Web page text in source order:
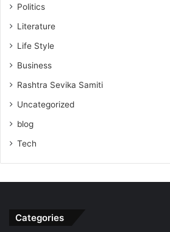
Politics
Literature
Life Style
Business
Rashtra Sevika Samiti
Uncategorized
blog
Tech
Categories